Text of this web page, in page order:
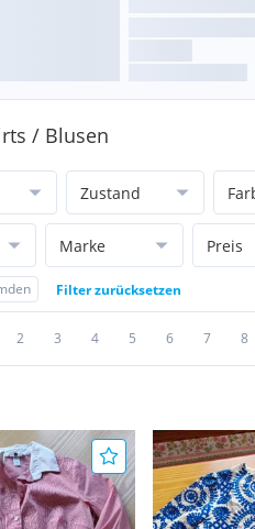
/ Blusen
Zustand
Marke Preis
Filter zurücksetzen
2 3 4 5 6 7 8